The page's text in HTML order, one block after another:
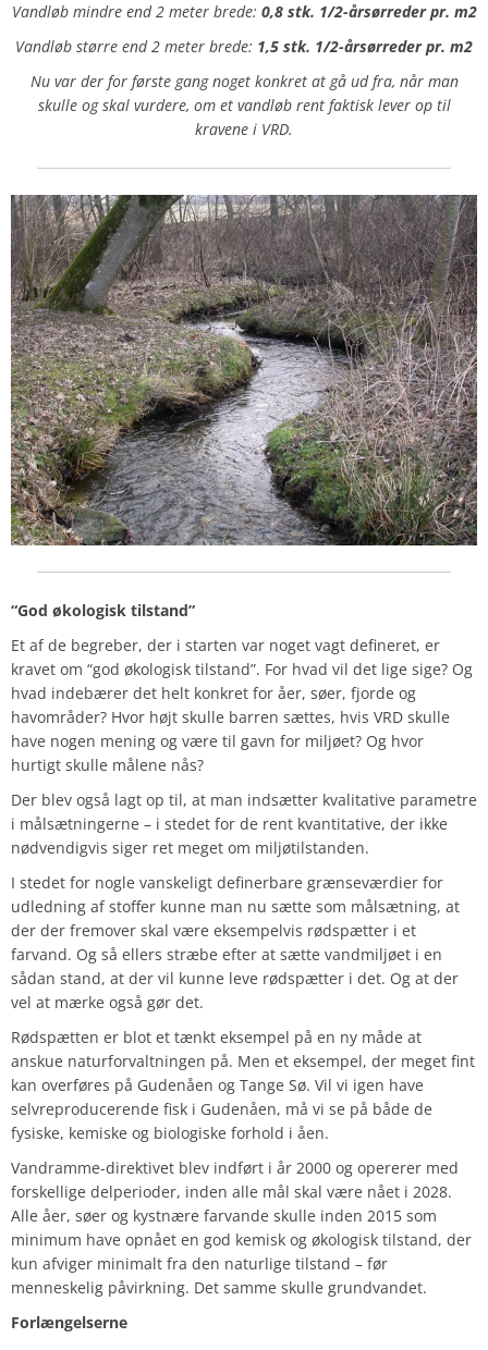
Vandløb mindre end 2 meter brede: 0,8 stk. 1/2-årsørreder pr. m2
Vandløb større end 2 meter brede: 1,5 stk. 1/2-årsørreder pr. m2
Nu var der for første gang noget konkret at gå ud fra, når man
skulle og skal vurdere, om et vandløb rent faktisk lever op til
kravene i VRD.
“God økologisk tilstand”
Et af de begreber, der i starten var noget vagt defineret, er
kravet om “god økologisk tilstand”. For hvad vil det lige sige? Og
hvad indebærer det helt konkret for åer, søer, fjorde og
havområder? Hvor højt skulle barren sættes, hvis VRD skulle
have nogen mening og være til gavn for miljøet? Og hvor
hurtigt skulle målene nås?
Der blev også lagt op til, at man indsætter kvalitative parametre
i målsætningerne – i stedet for de rent kvantitative, der ikke
nødvendigvis siger ret meget om miljøtilstanden.
I stedet for nogle vanskeligt definerbare grænseværdier for
udledning af stoffer kunne man nu sætte som målsætning, at
der der fremover skal være eksempelvis rødspætter i et
farvand. Og så ellers stræbe efter at sætte vandmiljøet i en
sådan stand, at der vil kunne leve rødspætter i det. Og at der
vel at mærke også gør det.
Rødspætten er blot et tænkt eksempel på en ny måde at
anskue naturforvaltningen på. Men et eksempel, der meget fint
kan overføres på Gudenåen og Tange Sø. Vil vi igen have
selvreproducerende fisk i Gudenåen, må vi se på både de
fysiske, kemiske og biologiske forhold i åen.
Vandramme-direktivet blev indført i år 2000 og opererer med
forskellige delperioder, inden alle mål skal være nået i 2028.
Alle åer, søer og kystnære farvande skulle inden 2015 som
minimum have opnået en god kemisk og økologisk tilstand, der
kun afviger minimalt fra den naturlige tilstand – før
menneskelig påvirkning. Det samme skulle grundvandet.
Forlængelserne